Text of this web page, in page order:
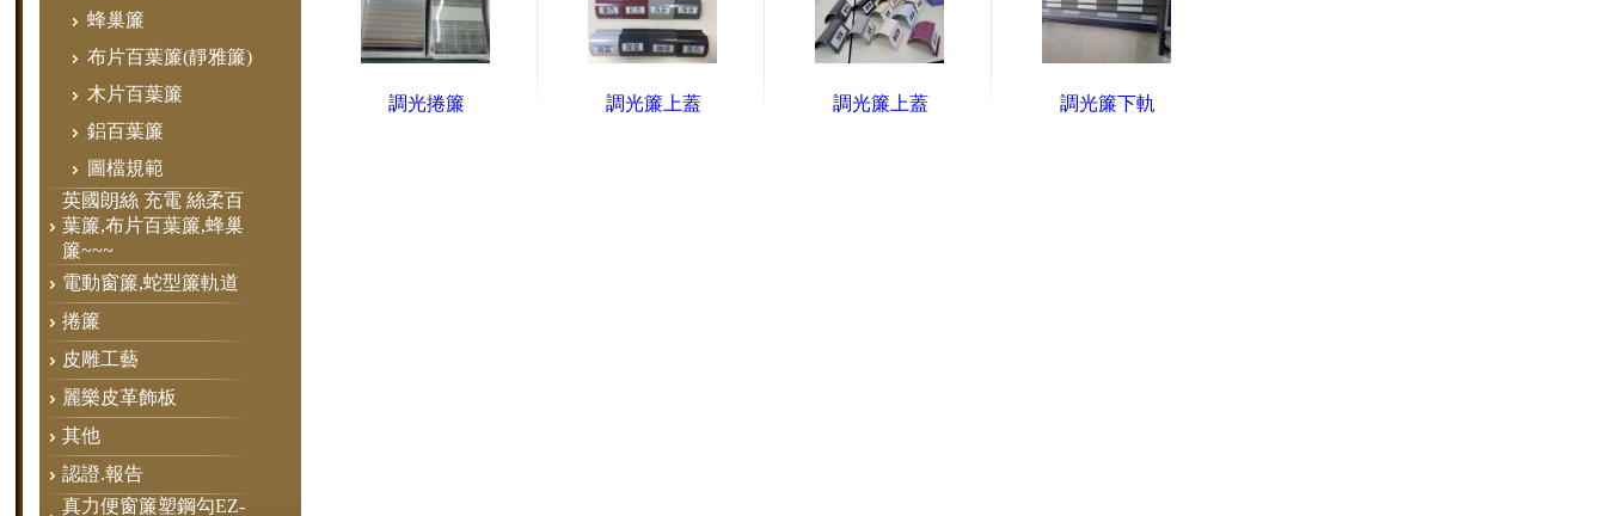
蜂巢簾
布片百葉簾(靜雅簾)
木片百葉簾
鋁百葉簾
圖檔規範
英國朗絲 充電 絲柔百
葉簾,布片百葉簾,蜂巢
簾~~~
電動窗簾,蛇型簾軌道
捲簾
皮雕工藝
麗樂皮革飾板
其他
認證.報告
真力便窗簾塑鋼勾EZ-
調光捲簾 調光簾上蓋 調光簾上蓋 調光簾下軌